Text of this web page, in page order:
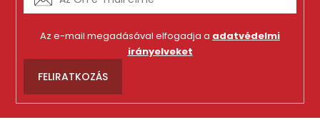
Az e-mail megadásával elfogadja a adatvédelmi
irányelveket
FELIRATKOZÁS
L